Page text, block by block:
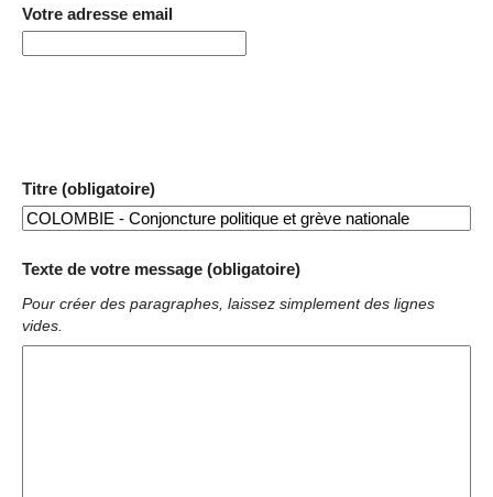
Votre adresse email
Titre (obligatoire)
Texte de votre message (obligatoire)
Pour créer des paragraphes, laissez simplement des lignes
vides.